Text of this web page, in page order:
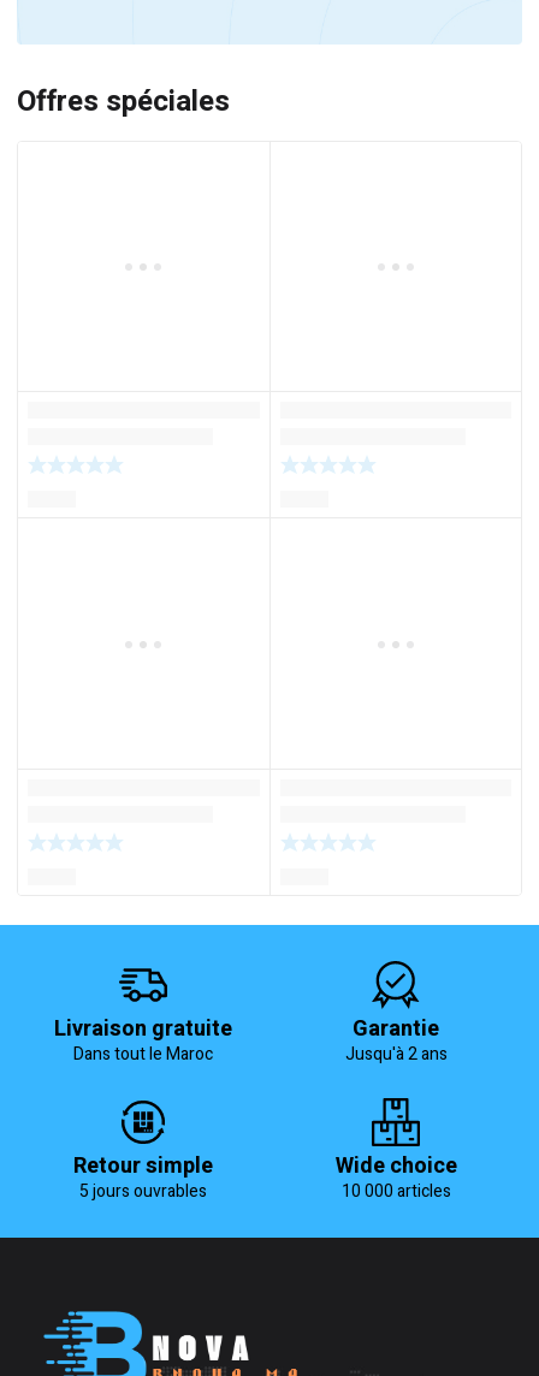
Offres spéciales
Livraison gratuite
Dans tout le Maroc
Garantie
Jusqu'à 2 ans
Retour simple
5 jours ouvrables
Wide choice
10 000 articles